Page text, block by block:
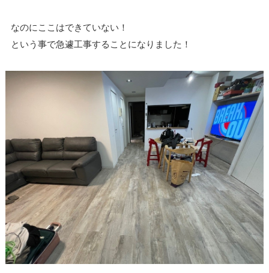
なのにここはできていない！
という事で急遽工事することになりました！